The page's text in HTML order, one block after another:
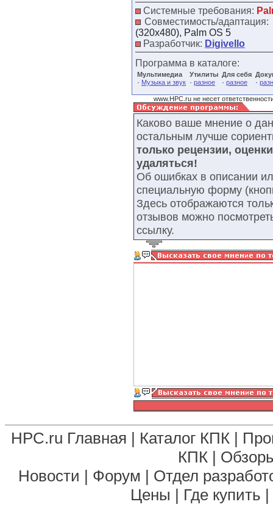
Системные требования:
Совместимость/адаптация:
(320x480), Palm OS 5
Разработчик: Digivello
Программа в каталоге:
Мультимедиа
· Музыка и звук
Утилиты
· разное
Для себя
· разное ·
www.HPC.ru не несет
Каково ваше мнение о
остальным лучше
только рецензии,
удаляться!
Об ошибках в описании
специальную форму
Здесь отображаются
отзывов можно
ссылку.
HPC.ru Главная | Каталог КПК |
КПК |
Новости | Форум | Отдел
Цены | Где купить |